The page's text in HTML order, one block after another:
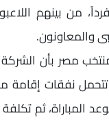
أن البعثة تضم 59 فرداً، من
والمعاونون.
مصر بأن الشركة
تتحمل نفقات إقامة
المباراة، ثم